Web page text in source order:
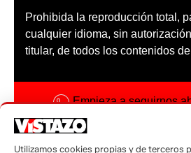
Prohibida la reproducción total,
cualquier idioma, sin
titular, de todos los contenidos
Empieza a seguirnos
Utilizamos cookies propias y de terceros